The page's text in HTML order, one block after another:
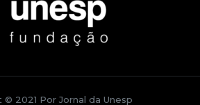
© 2021 Por Jornal da Unesp